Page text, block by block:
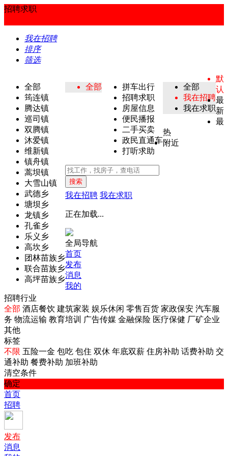
招聘求职
我在招聘
排序
筛选
全部
筠连镇
腾达镇
巡司镇
双腾镇
沐爱镇
维新镇
镇舟镇
蒿坝镇
大雪山镇
武德乡
塘坝乡
龙镇乡
孔雀乡
乐义乡
高坎乡
团林苗族乡
联合苗族乡
高坪苗族乡
全部
拼车出行
招聘求职
房屋信息
便民播报
二手买卖
政民直通车
打听求助
全部
我在招聘
我在求职
默
认
最
新
最
热
附近
招聘行业
全部 酒店餐饮 建筑家装 娱乐休闲 零售百货 家政保安 汽车服
务 物流运输 教育培训 广告传媒 金融保险 医疗保健 厂矿企业
其他
标签
不限 五险一金 包吃 包住 双休 年底双薪 住房补助 话费补助 交
通补助 餐费补助 加班补助
清空条件
确定
搜索
我在招聘 我在求职
正在加载...
全局导航
首页
发布
消息
我的
首页
招聘
发布
消息